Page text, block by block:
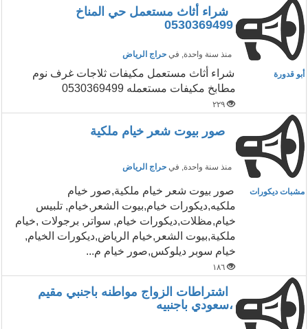
شراء أثاث مستعمل حي المناخ
0530369499
منذ سنة واحدة, في حراج الرياض
أبو قدورة
شراء أثاث مستعمل مكيفات ثلاجات غرف نوم
مطابخ مكيفات مستعمله 0530369499
٢٢٩
صور بيوت شعر خيام ملكية
منذ سنة واحدة, في حراج الرياض
مشبات ديكورات
صور بيوت شعر خيام ملكية,صور خيام
ملكيه,ديكورات خيام,بيوت الشعر,خيام, تلبيس
خيام,مظلات,ديكورات خيام, سواتر, برجولات ,خيام
ملكية,بيوت الشعر,خيام الرياض,ديكورات الخيام,
خيام سوبر ديلوكس,صور خيام م...
١٨٦
اشتراطات الزواج مواطنه باجنبي مقيم
،سعودي باجنبيه